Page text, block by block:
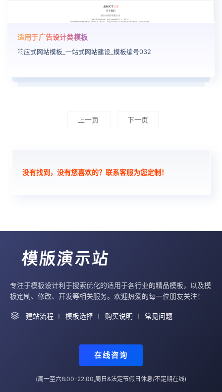
适用于广告设计类模板
响应式网站模板_一站式网站建设_模板编号032
上一页 下一页
没有找到，没有您喜欢的？联系客服为您定制！
专注于模板设计利于搜索优化的适用于各行业的精品模板，以及模
板定制、修改、开发等相关服务。欢迎热爱的每一位朋友关注！
建站流程 模板选择 购买说明 常见问题
在线咨询
(周一至六8:00-22:00,周日&法定节假日休息/不定期在线)